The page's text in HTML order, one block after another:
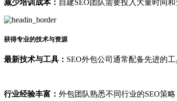
减少培训成本： 自建SEO团队需要投入大量时间
获得专业的技术与资源
最新技术与工具： SEO外包公司通常配备先进的
行业经验丰富： 外包团队熟悉不同行业的SEO策